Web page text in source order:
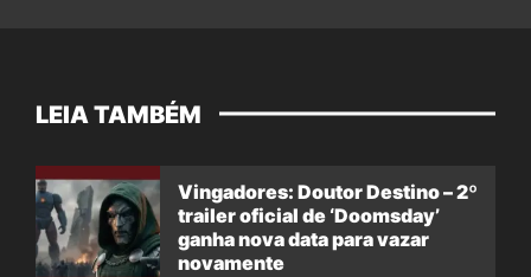
LEIA TAMBÉM
Vingadores: Doutor Destino – 2º
trailer oficial de ‘Doomsday’
ganha nova data para vazar
novamente